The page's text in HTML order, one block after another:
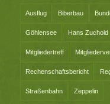
Ausflug Biberbau
Göhlensee Hans Zuchold
Mitgliedertreff
Rechenschaftsbericht
Straßenbahn Zeppelin